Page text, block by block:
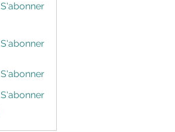
S'abonner
S'abonner
S'abonner
S'abonner